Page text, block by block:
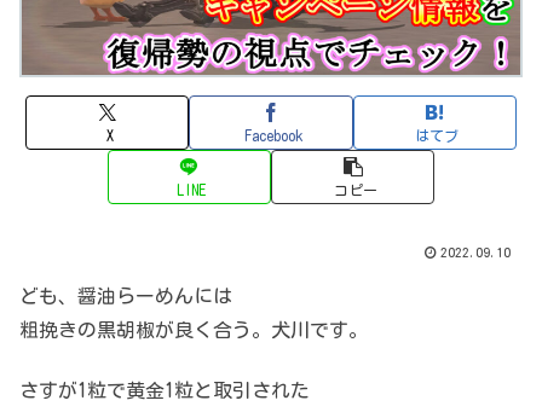
X Facebook はてブ
LINE コピー
2022.09.10
ども、醤油らーめんには
粗挽きの黒胡椒が良く合う。犬川です。
さすが1粒で黄金1粒と取引された